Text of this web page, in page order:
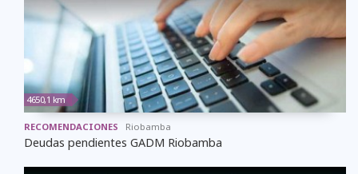
4650,1 km
RECOMENDACIONES Riobamba
Deudas pendientes GADM Riobamba